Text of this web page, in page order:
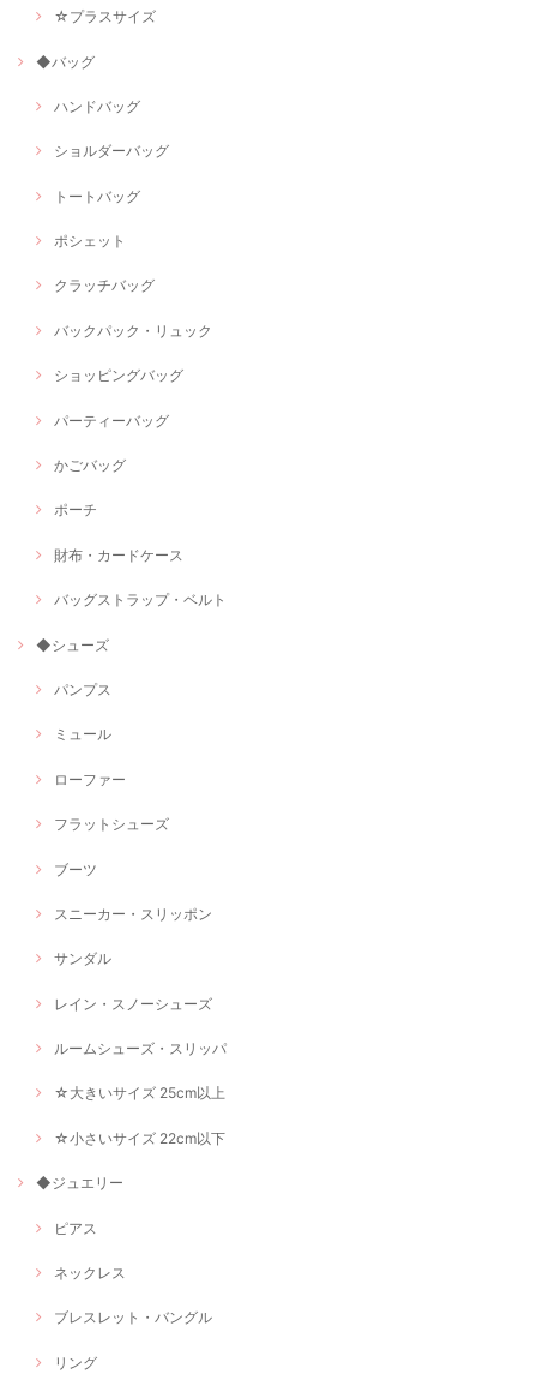
☆プラスサイズ
◆バッグ
ハンドバッグ
ショルダーバッグ
トートバッグ
ポシェット
クラッチバッグ
バックパック・リュック
ショッピングバッグ
パーティーバッグ
かごバッグ
ポーチ
財布・カードケース
バッグストラップ・ベルト
◆シューズ
パンプス
ミュール
ローファー
フラットシューズ
ブーツ
スニーカー・スリッポン
サンダル
レイン・スノーシューズ
ルームシューズ・スリッパ
☆大きいサイズ 25cm以上
☆小さいサイズ 22cm以下
◆ジュエリー
ピアス
ネックレス
ブレスレット・バングル
リング